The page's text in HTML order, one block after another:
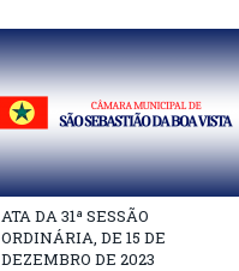
ATA DA 31ª SESSÃO
ORDINÁRIA, DE 15 DE
DEZEMBRO DE 2023